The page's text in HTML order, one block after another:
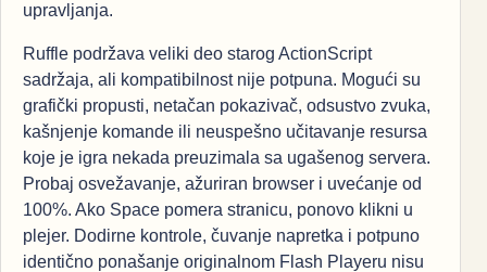
upravljanja.
Ruffle podržava veliki deo starog ActionScript
sadržaja, ali kompatibilnost nije potpuna. Mogući su
grafički propusti, netačan pokazivač, odsustvo zvuka,
kašnjenje komande ili neuspešno učitavanje resursa
koje je igra nekada preuzimala sa ugašenog servera.
Probaj osvežavanje, ažuriran browser i uvećanje od
100%. Ako Space pomera stranicu, ponovo klikni u
plejer. Dodirne kontrole, čuvanje napretka i potpuno
identično ponašanje originalnom Flash Playeru nisu